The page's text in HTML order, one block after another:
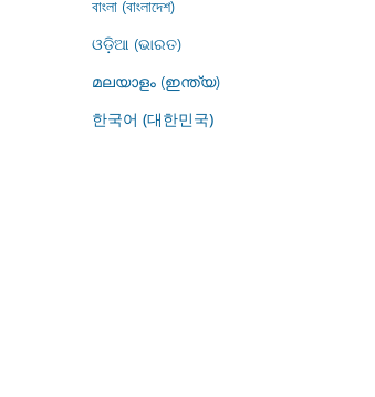
বাংলা (বাংলাদেশ)
ଓଡ଼ିଆ (ଭାରତ)
മലയാളം (ഇന്ത്യ)
한국어 (대한민국)